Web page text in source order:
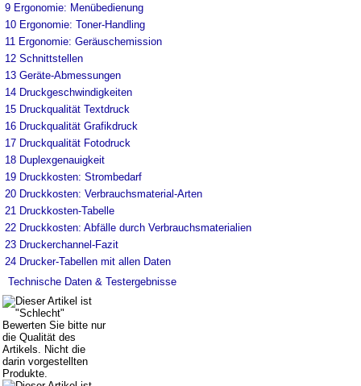
9 Ergonomie: Menübedienung
10 Ergonomie: Toner-Handling
11 Ergonomie: Geräuschemission
12 Schnittstellen
13 Geräte-Abmessungen
14 Druckgeschwindigkeiten
15 Druckqualität Textdruck
16 Druckqualität Grafikdruck
17 Druckqualität Fotodruck
18 Duplexgenauigkeit
19 Druckkosten: Strombedarf
20 Druckkosten: Verbrauchsmaterial-Arten
21 Druckkosten-Tabelle
22 Druckkosten: Abfälle durch Verbrauchsmaterialien
23 Druckerchannel-Fazit
24 Drucker-Tabellen mit allen Daten
Technische Daten & Testergebnisse